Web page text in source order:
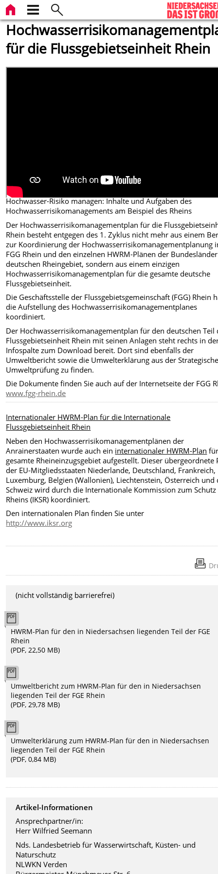
für die Flussgebietseinheit Rhein
Hochwasser-Risiko managen: Inhalte und Aufgaben des
Hochwasserrisikomanagements am Beispiel des Rheins
Der Hochwasserrisikomanagementplan für die
Rhein besteht entgegen des 1. Zyklus nicht mehr aus einem
zur Koordinierung der Hochwasserrisikomanagementplanung
FGG Rhein und den einzelnen HWRM-Plänen der
deutschen Rheingebiet, sondern aus einem einzigen
Hochwasserrisikomanagementplan für die gesamte deutsche
Flussgebietseinheit.
Die Geschäftsstelle der Flussgebietsgemeinschaft (FGG) Rhein
die Aufstellung des Hochwasserrisikomanagementplanes
koordiniert.
Der Hochwasserrisikomanagementplan für den deutschen Teil
Flussgebietseinheit Rhein mit seinen Anlagen steht rechts in
Infospalte zum Download bereit. Dort sind ebenfalls der
Umweltbericht sowie die Umwelterklärung aus der
Umweltprüfung zu finden.
Die Dokumente finden Sie auch auf der Internetseite der FGG
www.fgg-rhein.de
Internationaler HWRM-Plan für die Internationale
Flussgebietseinheit Rhein
Neben den Hochwasserrisikomanagementplänen der
Anrainerstaaten wurde auch ein internationaler HWRM-Plan
gesamte Rheineinzugsgebiet aufgestellt. Dieser übergeordnete
der EU-Mitgliedsstaaten Niederlande, Deutschland, Frankreich,
Luxemburg, Belgien (Wallonien), Liechtenstein, Österreich und
Schweiz wird durch die Internationale Kommission zum Schutz
Rheins (IKSR) koordiniert.
Den internationalen Plan finden Sie unter
http://www.iksr.org
(nicht vollständig barrierefrei)
HWRM-Plan für den in Niedersachsen liegenden Teil der FGE
Rhein
(PDF, 22,50 MB)
Umweltbericht zum HWRM-Plan für den in Niedersachsen
liegenden Teil der FGE Rhein
(PDF, 29,78 MB)
Umwelterklärung zum HWRM-Plan für den in Niedersachsen
liegenden Teil der FGE Rhein
(PDF, 0,84 MB)
Artikel-Informationen
Ansprechpartner/in:
Herr Wilfried Seemann
Nds. Landesbetrieb für Wasserwirtschaft, Küsten- und
Naturschutz
NLWKN Verden